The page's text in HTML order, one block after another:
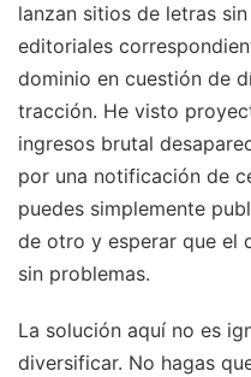
lanzan sitios de letras
editoriales
dominio en cuestión de
tracción. He visto
ingresos brutal
por una notificación de
puedes simplemente
de otro y esperar que el
sin problemas.
La solución aquí no es
diversificar. No hagas